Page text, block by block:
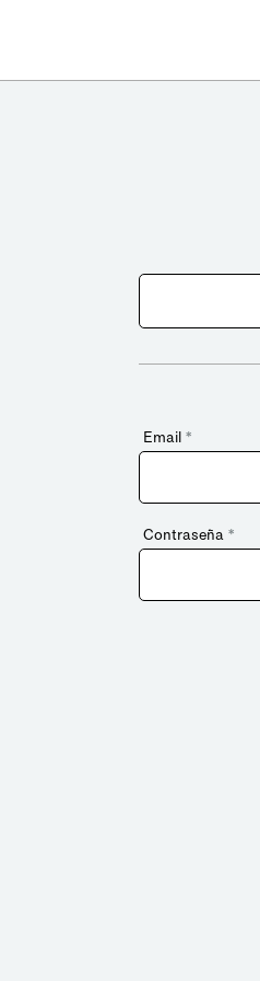
Email *
Contraseña *